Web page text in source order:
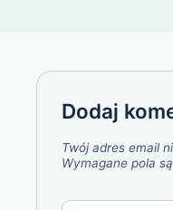
Dodaj
Twój adres email
Wymagane pola